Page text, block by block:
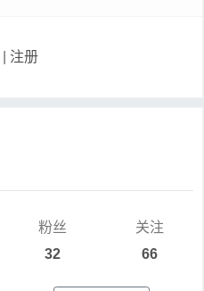
注册
粉丝
32
关注
66